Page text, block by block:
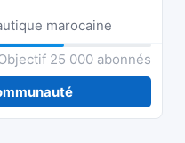
marocaine
25 000 abonnés